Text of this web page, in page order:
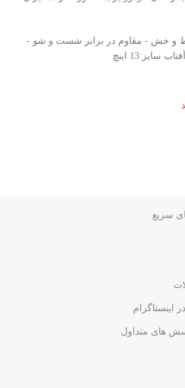
و خش - مقاوم در برابر شست و شو -
سایز:13 اینچ
سریع
اینستاگرام
های متداول